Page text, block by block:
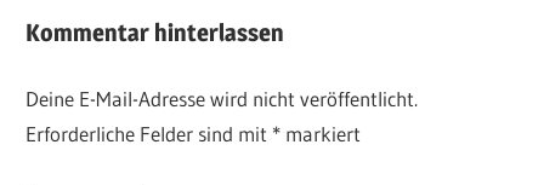
Kommentar hinterlassen
Deine E-Mail-Adresse wird nicht veröffentlicht.
Erforderliche Felder sind mit * markiert